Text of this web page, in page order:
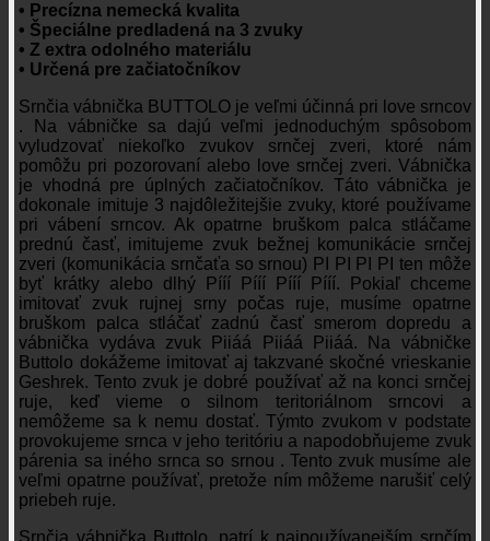
• Precízna nemecká kvalita
• Špeciálne predladená na 3 zvuky
• Z extra odolného materiálu
• Určená pre začiatočníkov
Srnčia vábnička BUTTOLO je veľmi účinná pri love srncov
. Na vábničke sa dajú veľmi jednoduchým spôsobom
vyludzovať niekoľko zvukov srnčej zveri, ktoré nám
pomôžu pri pozorovaní alebo love srnčej zveri. Vábnička
je vhodná pre úplných začiatočníkov. Táto vábnička je
dokonale imituje 3 najdôležitejšie zvuky, ktoré používame
pri vábení srncov. Ak opatrne bruškom palca stláčame
prednú časť, imitujeme zvuk bežnej komunikácie srnčej
zveri (komunikácia srnčaťa so srnou) PI PI PI PI ten môže
byť krátky alebo dlhý Pííí Pííí Pííí Pííí. Pokiaľ chceme
imitovať zvuk rujnej srny počas ruje, musíme opatrne
bruškom palca stláčať zadnú časť smerom dopredu a
vábnička vydáva zvuk Piiáá Piiáá Piiáá. Na vábničke
Buttolo dokážeme imitovať aj takzvané skočné vrieskanie
Geshrek. Tento zvuk je dobré používať až na konci srnčej
ruje, keď vieme o silnom teritoriálnom srncovi a
nemôžeme sa k nemu dostať. Týmto zvukom v podstate
provokujeme srnca v jeho teritóriu a napodobňujeme zvuk
párenia sa iného srnca so srnou . Tento zvuk musíme ale
veľmi opatrne používať, pretože ním môžeme narušiť celý
priebeh ruje.